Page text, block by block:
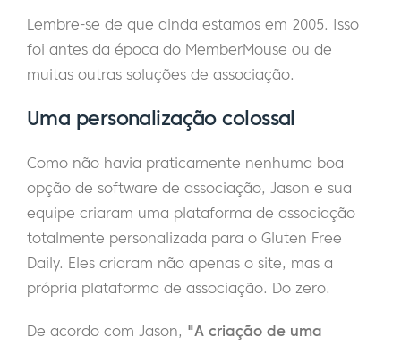
Lembre-se de que ainda estamos em 2005. Isso
foi antes da época do MemberMouse ou de
muitas outras soluções de associação.
Uma personalização colossal
Como não havia praticamente nenhuma boa
opção de software de associação, Jason e sua
equipe criaram uma plataforma de associação
totalmente personalizada para o Gluten Free
Daily. Eles criaram não apenas o site, mas a
própria plataforma de associação. Do zero.
De acordo com Jason, "A criação de uma